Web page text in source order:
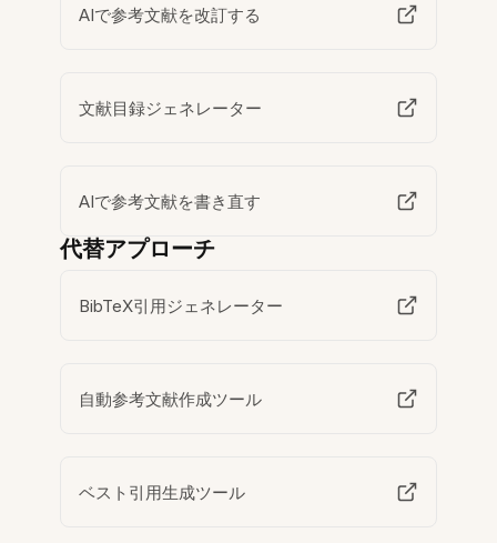
AIで参考文献を改訂する
文献目録ジェネレーター
AIで参考文献を書き直す
代替アプローチ
BibTeX引用ジェネレーター
自動参考文献作成ツール
ベスト引用生成ツール